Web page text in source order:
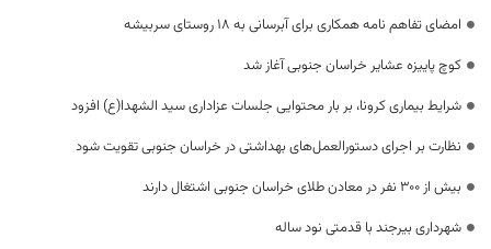
امضای تفاهم نامه همکاری برای آبرسانی به ۱۸ روستای سربیشه
کوچ پاییزه عشایر خراسان جنوبی آغاز شد
شرایط بیماری کرونا، بر بار محتوایی جلسات عزاداری سید الشهدا(ع) افزود
نظارت بر اجرای دستورالعمل‌های بهداشتی در خراسان جنوبی تقویت شود
بیش از ۳۰۰ نفر در معادن طلای خراسان جنوبی اشتغال دارند
شهرداری بیرجند با قدمتی نود ساله